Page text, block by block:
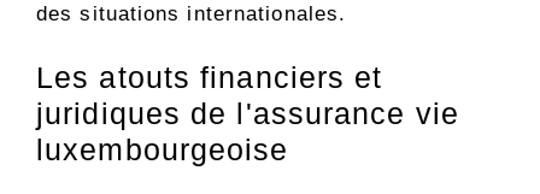
des situations internationales.
Les atouts financiers et
juridiques de l'assurance vie
luxembourgeoise